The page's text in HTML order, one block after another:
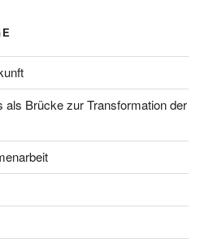
als Brücke zur Transformation der